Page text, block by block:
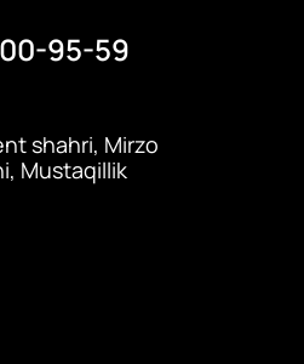
95-59
shahri, Mirzo
Mustaqillik